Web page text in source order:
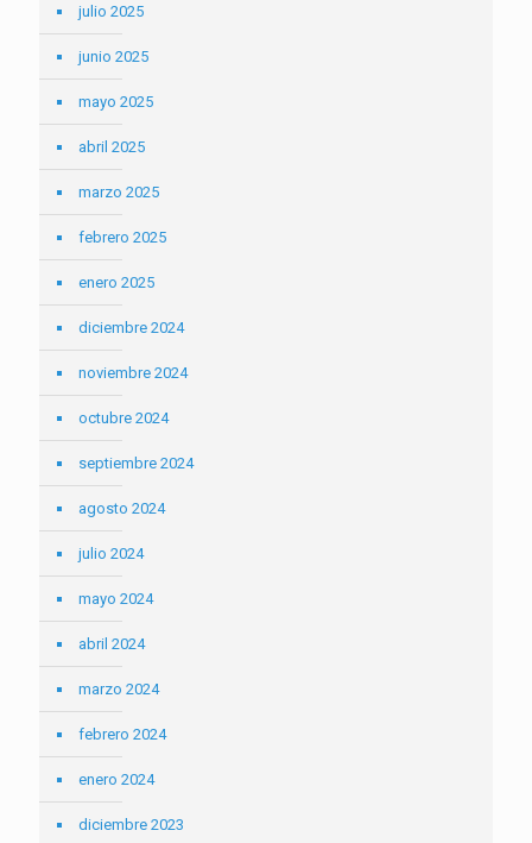
julio 2025
junio 2025
mayo 2025
abril 2025
marzo 2025
febrero 2025
enero 2025
diciembre 2024
noviembre 2024
octubre 2024
septiembre 2024
agosto 2024
julio 2024
mayo 2024
abril 2024
marzo 2024
febrero 2024
enero 2024
diciembre 2023